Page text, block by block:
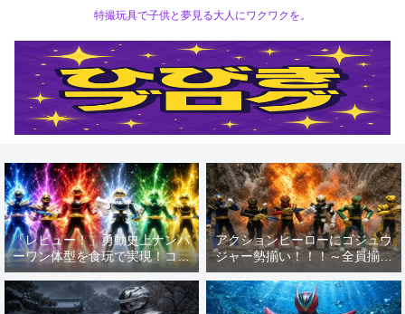
特撮玩具で子供と夢見る大人にワクワクを。
「レビュー！」勇動史上ナンバ
ーワン体型を食玩で実現！コス
パ良くゴジュウジャー6人を一
気にゲットできます！
アクションヒーローにゴジュウ
ジャー勢揃い！！！～全員揃っ
ての戦隊の魅力を50周年記念
と共におもちゃで楽しもう
(^▽^)/～